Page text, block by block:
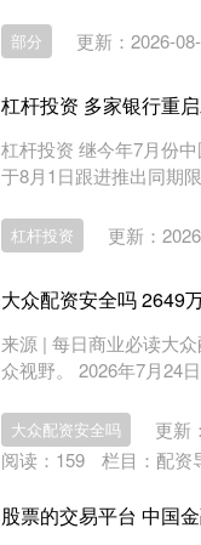
部分 更新：2026-
杠杆投资 多家银行重
杠杆投资 继今年7月份
于8月1日跟进推出同期
杠杆投资 更新：
大众配资安全吗 2649
来源 | 每日商业必读大
众视野。 2026年7月24
大众配资安全吗 更新
阅读： 159 栏目： 配资
股票的交易平台 中国